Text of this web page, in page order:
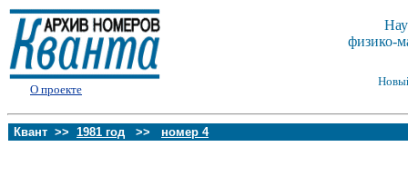
О проекте
физико-
Квант >> 1981 год >> номер 4